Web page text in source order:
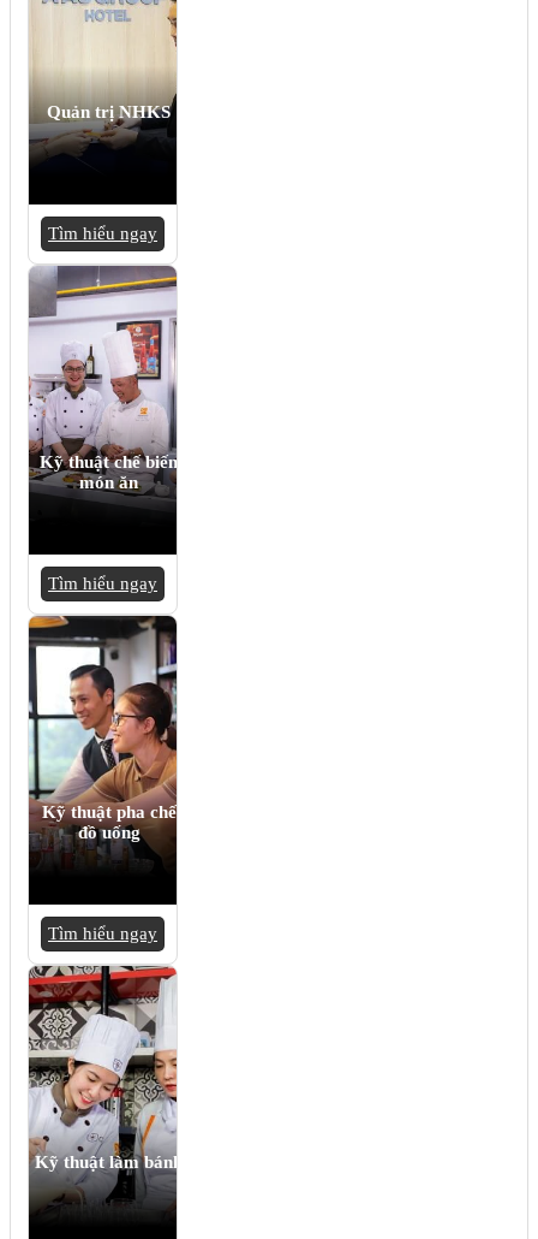
Quản trị NHKS
Tìm hiểu ngay
Kỹ thuật chế biến
món ăn
Tìm hiểu ngay
Kỹ thuật pha chế
đồ uống
Tìm hiểu ngay
Kỹ thuật làm bánh